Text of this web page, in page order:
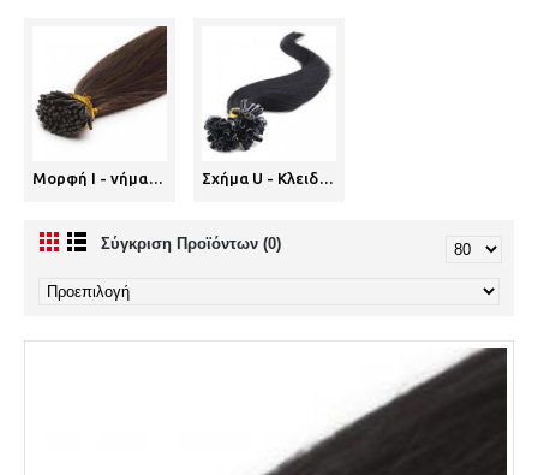
Μορφή Ι - νήματα κερατίνης (12) Σχήμα U - Κλειδαριές κερατίνης (10)
Σύγκριση Προϊόντων (0)